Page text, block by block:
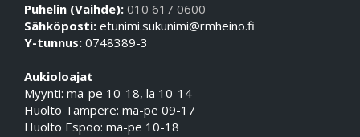
Puhelin (Vaihde): 010 617 0600
Sähköposti: etunimi.sukunimi@rmheino.fi
Y-tunnus: 0748389-3
Aukioloajat
Myynti: ma-pe 10-18, la 10-14
Huolto Tampere: ma-pe 09-17
Huolto Espoo: ma-pe 10-18